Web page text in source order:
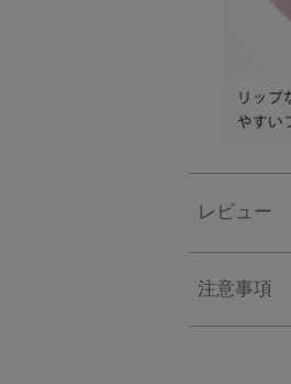
レビュー
注意事項